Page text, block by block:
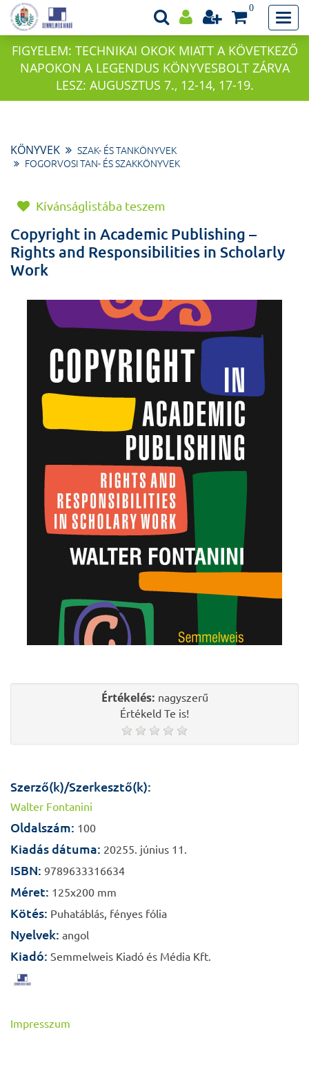
0
FIGYELEM: TECHNIKAI OKOK MIATT A KÖVETKEZŐ
NAPOKON A LEGENDUS KÖNYVESBOLT ZÁRVA
LESZ: AUGUSZTUS 7., 12-14, 17-19.
KÖNYVEK
SZAK- ÉS TANKÖNYVEK
FOGORVOSI TAN- ÉS SZAKKÖNYVEK
Kívánságlistába teszem
Copyright in Academic Publishing –
Rights and Responsibilities in Scholarly
Work
Értékelés: nagyszerű
Értékeld Te is!
Szerző(k)/Szerkesztő(k):
Walter Fontanini
Oldalszám: 100
Kiadás dátuma: 20255. június 11.
ISBN: 9789633316634
Méret: 125x200 mm
Kötés: Puhatáblás, fényes fólia
Nyelvek: angol
Kiadó: Semmelweis Kiadó és Média Kft.
Impresszum